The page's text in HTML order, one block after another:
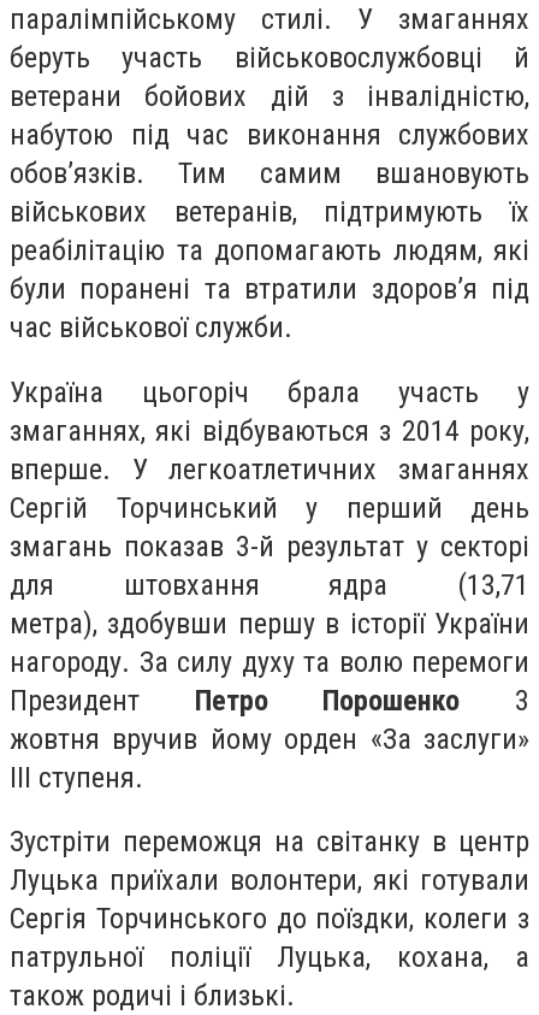
паралімпійському стилі. У змаганнях
беруть участь військовослужбовці й
ветерани бойових дій з інвалідністю,
набутою під час виконання службових
обов’язків. Тим самим вшановують
військових ветеранів, підтримують їх
реабілітацію та допомагають людям, які
були поранені та втратили здоров’я під
час військової служби.
Україна цьогоріч брала участь у
змаганнях, які відбуваються з 2014 року,
вперше. У легкоатлетичних змаганнях
Сергій Торчинський у перший день
змагань показав 3-й результат у секторі
для штовхання ядра (13,71
метра), здобувши першу в історії України
нагороду. За силу духу та волю перемоги
Президент Петро Порошенко 3
жовтня вручив йому орден «За заслуги»
ІІІ ступеня.
Зустріти переможця на світанку в центр
Луцька приїхали волонтери, які готували
Сергія Торчинського до поїздки, колеги з
патрульної поліції Луцька, кохана, а
також родичі і близькі.